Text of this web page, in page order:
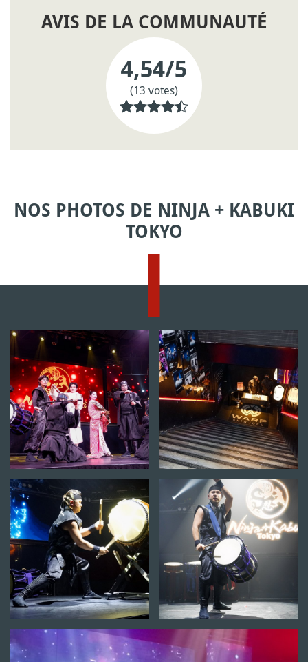
AVIS DE LA COMMUNAUTÉ
4,54/5
(13 votes)
NOS PHOTOS DE NINJA + KABUKI
TOKYO